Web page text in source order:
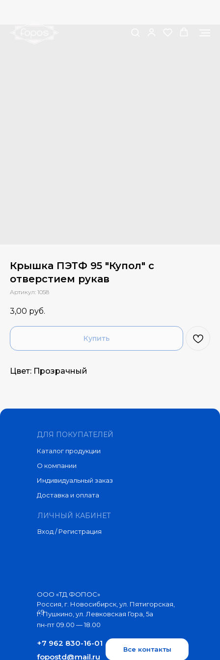
Крышка ПЭТФ 95 "Купол" с
отверстием рукав
Артикул: 1058
3,00 руб.
Купить
Цвет: Прозрачный
ДЛЯ ПОКУПАТЕЛЕЙ
Каталог продукции
Доставка и оплата
ЛИЧНЫЙ КАБИНЕТ
Вход / Регистрация
О компании
fopostd@mail.ru
+7 962 830-16-01
пн-пт 09.00 — 18.00
Индивидуальный заказ
Все контакты
Россия, г. Новосибирск, ул. Пятигорская,
49
г. Пушкино, ул. Левковская Гора, 5а
ООО «ТД ФОПОС»